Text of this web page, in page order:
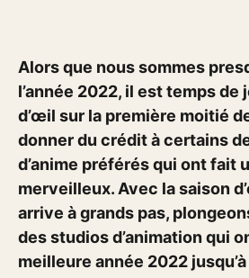
Alors que nous sommes
l’année 2022, il est temps de
d’œil sur la première moitié
donner du crédit à certains
d’anime préférés qui ont fait
merveilleux. Avec la saison
arrive à grands pas,
des studios d’animation qui
meilleure année 2022